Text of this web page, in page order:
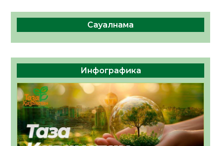
Сауалнама
Инфографика